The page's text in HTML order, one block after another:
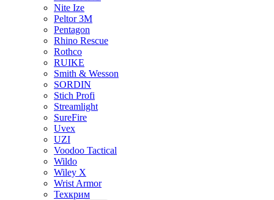
Nite Ize
Peltor 3M
Pentagon
Rhino Rescue
Rothco
RUIKE
Smith & Wesson
SORDIN
Stich Profi
Streamlight
SureFire
Uvex
UZI
Voodoo Tactical
Wildo
Wiley X
Wrist Armor
Техкрим